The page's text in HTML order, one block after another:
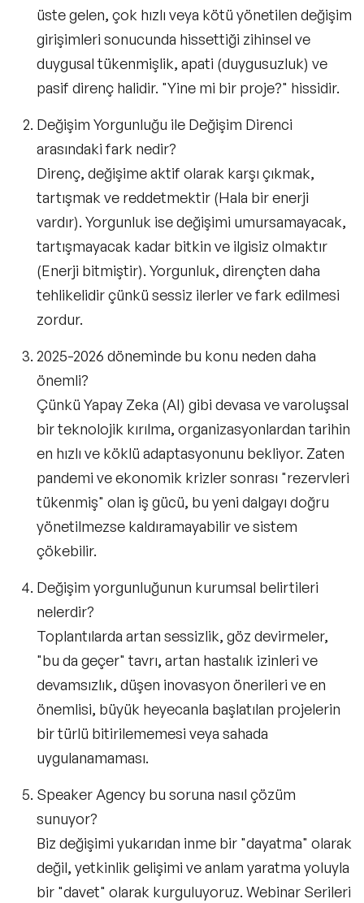
üste gelen, çok hızlı veya kötü yönetilen değişim
girişimleri sonucunda hissettiği zihinsel ve
duygusal tükenmişlik, apati (duygusuzluk) ve
pasif direnç halidir. "Yine mi bir proje?" hissidir.
Değişim Yorgunluğu ile Değişim Direnci
arasındaki fark nedir?
Direnç, değişime aktif olarak karşı çıkmak,
tartışmak ve reddetmektir (Hala bir enerji
vardır). Yorgunluk ise değişimi umursamayacak,
tartışmayacak kadar bitkin ve ilgisiz olmaktır
(Enerji bitmiştir). Yorgunluk, dirençten daha
tehlikelidir çünkü sessiz ilerler ve fark edilmesi
zordur.
2025-2026 döneminde bu konu neden daha
önemli?
Çünkü Yapay Zeka (AI) gibi devasa ve varoluşsal
bir teknolojik kırılma, organizasyonlardan tarihin
en hızlı ve köklü adaptasyonunu bekliyor. Zaten
pandemi ve ekonomik krizler sonrası "rezervleri
tükenmiş" olan iş gücü, bu yeni dalgayı doğru
yönetilmezse kaldıramayabilir ve sistem
çökebilir.
Değişim yorgunluğunun kurumsal belirtileri
nelerdir?
Toplantılarda artan sessizlik, göz devirmeler,
"bu da geçer" tavrı, artan hastalık izinleri ve
devamsızlık, düşen inovasyon önerileri ve en
önemlisi, büyük heyecanla başlatılan projelerin
bir türlü bitirilememesi veya sahada
uygulanamaması.
Speaker Agency bu soruna nasıl çözüm
sunuyor?
Biz değişimi yukarıdan inme bir "dayatma" olarak
değil, yetkinlik gelişimi ve anlam yaratma yoluyla
bir "davet" olarak kurguluyoruz. Webinar Serileri